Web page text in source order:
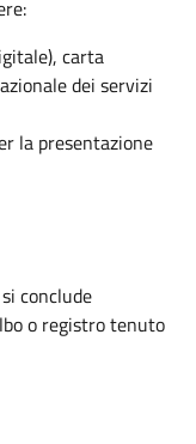
carta
dei servizi
la presentazione
conclude
o registro tenuto